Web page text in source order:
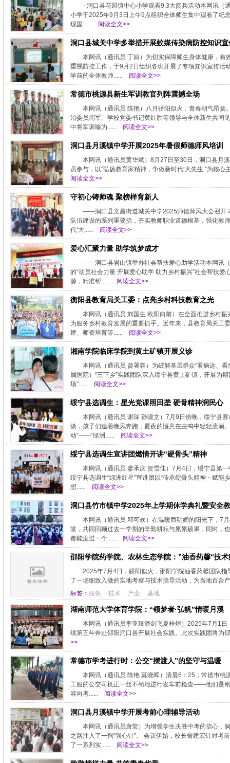
--洞口县花园镇中心小学观看9.3大阅兵活动本网讯（
小学于2025年9月3日上午9点组织全体师生集中观看了纪
现国......
阅读全文>>
洞口县城关中学多举措开展蚊媒传染病防控知识宣
本网讯（通讯员 丁娟）为切实保障师生身体健康，
重视防控工作，于9月2日组织各班开展了专项知识宣传活
学前的全体教师......
阅读全文>>
常德市桃源县新生军训教官列阵震撼全场
本网讯（通讯员 陈艳）八月骄阳似火，青春朝气昂
治委员周军、学校党委书记黄红胜等领导与全体新生共同
中将军训喻为......
阅读全文>>
洞口县月溪镇中学开展2025年暑假师德师风培训
本网讯（通讯员黄华斌）8月27日至30日，洞口县月
员参与，以“弘扬教育家精神，争做新时代‘大先生’”为核
阅读全文>>
守初心铸师魂 聚榜样育新人
——洞口县文昌街道城关中学2025师德师风大会召开
队伍建设的系列重要指，夯实教师职业道德根基，强化教
代‘大......
阅读全文>>
爱心汇聚力量 助学筑梦成才
——洞口县岩山镇举办社会帮扶爱心助学活动本网讯
的“动员社会力量 开展爱心助学 助力乡村振兴”社会帮扶
源，精准帮......
阅读全文>>
衡阳县教育局关工委：点亮乡村科技教育之光
本网讯（通讯员 刘国生 欧阳向前）在全面推进乡村
为服务乡村教育发展的重要抓手。近年来，县教育局关工
建、师资培育等......
阅读全文>>
湘南学院临床学院到黄土矿镇开展义诊
本网讯（通讯员 曾署容）为破解基层群众“看病远、
属医院）“三下乡”实践团队深入绥宁县黄土矿镇，开展为
场"......
阅读全文>>
绥宁县选调生：星光党课照田垄 硬骨精神润民心
本网讯（通讯员 谢琛 孙疆文）7月9日傍晚，绥宁县
谈，孩子们追着晚风奔跑，夏夜的惬意在虫鸣中轻轻流淌
动”——“绿洲......
阅读全文>>
绥宁县选调生宣讲团燃情开讲“硬骨头”精神
本网讯（通讯员 廖承庆 贺雪佳）7月4日，绥宁县第
绥宁县选调生“绿洲红星”宣讲团以“传承硬骨头精神・赋
想......
阅读全文>>
洞口县竹市镇中学2025年上学期休学典礼暨安全
本网讯（通讯员 邓可欢）在温暖而明媚的阳光下，7
堂，共同回顾过去一学期的辛勤耕耘与累累硕果，同时，
都能度过一个......
阅读全文>>
邵阳学院药学院、农林生态学院：”油香药馨“技术
2025年7月4日，骄阳似火，邵阳学院油香药馨团队
了一场细致入微的实地考察与技术指导活动，为当地百合
标签： 服务 技术 产业 基地
湖南师范大学体育学院：“领梦者·弘帆”情暖月溪
本网讯（通讯员李亚臻潘剑飞夏梓烜）2025年7月1
续第五年奔赴邵阳洞口县开展社会实践。此次实践团将为
>>
常德市学考进行时：公交“摆渡人”的坚守与温暖
本网讯（通讯员 陈艳 莫晓晖）清晨6：25，常德市
工服的公交司机正一丝不苟地进行发车前检查——他们是
容向考......
阅读全文>>
洞口县月溪镇中学开展考前心理辅导活动
本网讯（通讯员唐莹）为增强学生决胜中考的信心，
之路注入了一剂“强心针”。 会议伊始，校长曾建宏针对
了一系列实......
阅读全文>>